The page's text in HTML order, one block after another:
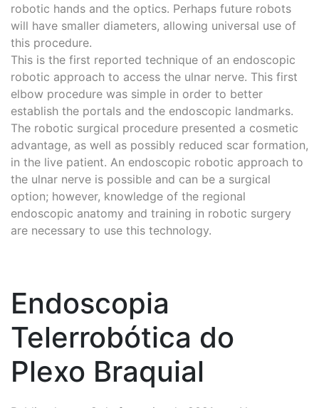
robotic hands and the optics. Perhaps future robots
will have smaller diameters, allowing universal use of
this procedure.
This is the first reported technique of an endoscopic
robotic approach to access the ulnar nerve. This first
elbow procedure was simple in order to better
establish the portals and the endoscopic landmarks.
The robotic surgical procedure presented a cosmetic
advantage, as well as possibly reduced scar formation,
in the live patient. An endoscopic robotic approach to
the ulnar nerve is possible and can be a surgical
option; however, knowledge of the regional
endoscopic anatomy and training in robotic surgery
are necessary to use this technology.
Endoscopia
Telerrobótica do
Plexo Braquial